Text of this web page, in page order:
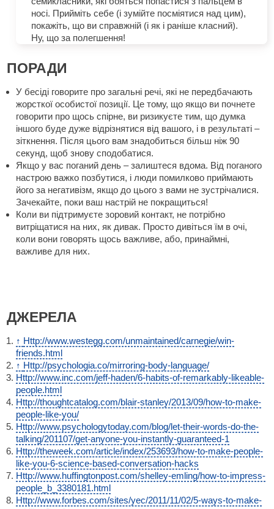
носі. Прийміть себе (і зумійте посміятися над цим),
покажіть, що ви справжній (і як і раніше класний).
Ну, що за полегшення!
ПОРАДИ
У бесіді говорите про загальні речі, які не передбачають
жорсткої особистої позиції. Це тому, що якщо ви почнете
говорити про щось спірне, ви ризикуєте тим, що думка
іншого буде дуже відрізнятися від вашого, і в результаті –
зіткнення. Після цього вам знадобиться більш ніж 90
секунд, щоб знову сподобатися.
Якщо у вас поганий день – залиштеся вдома. Від поганого
настрою важко позбутися, і люди помилково приймають
його за негативізм, якщо до цього з вами не зустрічалися.
Зачекайте, поки ваш настрій не покращиться!
Коли ви підтримуєте зоровий контакт, не потрібно
витріщатися на них, як дивак. Просто дивіться їм в очі,
коли вони говорять щось важливе, або, принаймні,
важливе для них.
ДЖЕРЕЛА
↑ Http://www.westegg.com/unmaintained/carnegie/win-
friends.html
↑ Http://psychologia.co/mirroring-body-language/
Http://www.inc.com/jeff-haden/6-habits-of-remarkably-likeable-
people.html
Http://thoughtcatalog.com/blair-stanley/2013/09/how-to-make-
people-like-you/
Http://www.psychologytoday.com/blog/let-their-words-do-the-
talking/201107/get-anyone-you-instantly-guaranteed-1
Http://theweek.com/article/index/253693/how-to-make-people-
like-you-6-science-based-conversation-hacks
Http://www.huffingtonpost.com/shelley-emling/how-to-impress-
people_b_3380181.html
Http://www.forbes.com/sites/yec/2011/11/02/5-ways-to-make-